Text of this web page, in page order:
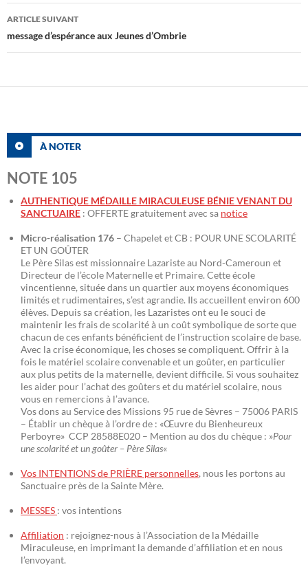
articles
ARTICLE SUIVANT
message d’espérance aux Jeunes d’Ombrie
À NOTER
NOTE 105
AUTHENTIQUE MÉDAILLE MIRACULEUSE BÉNIE VENANT DU
SANCTUAIRE : OFFERTE gratuitement avec sa notice
Micro-réalisation 176 – Chapelet et CB : POUR UNE SCOLARITÉ
ET UN GOÛTER
Le Père Silas est missionnaire Lazariste au Nord-Cameroun et
Directeur de l’école Maternelle et Primaire. Cette école
vincentienne, située dans un quartier aux moyens économiques
limités et rudimentaires, s’est agrandie. Ils accueillent environ 600
élèves. Depuis sa création, les Lazaristes ont eu le souci de
maintenir les frais de scolarité à un coût symbolique de sorte que
chacun de ces enfants bénéficient de l’instruction scolaire de base.
Avec la crise économique, les choses se compliquent. Offrir à la
fois le matériel scolaire convenable et un goûter, en particulier
aux plus petits de la maternelle, devient difficile. Si vous souhaitez
les aider pour l’achat des goûters et du matériel scolaire, nous
vous en remercions à l’avance.
Vos dons au Service des Missions 95 rue de Sèvres – 75006 PARIS
– Établir un chèque à l’ordre de : «Œuvre du Bienheureux
Perboyre» CCP 28588E020 – Mention au dos du chèque : »Pour
une scolarité et un goûter – Père Silas«
Vos INTENTIONS de PRIÈRE personnelles, nous les portons au
Sanctuaire près de la Sainte Mère.
MESSES : vos intentions
Affiliation : rejoignez-nous à l’Association de la Médaille
Miraculeuse, en imprimant la demande d’affiliation et en nous
l’envoyant.